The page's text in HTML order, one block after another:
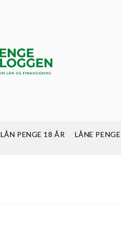
LÅN PENGE 18 ÅR LÅNE PENGE